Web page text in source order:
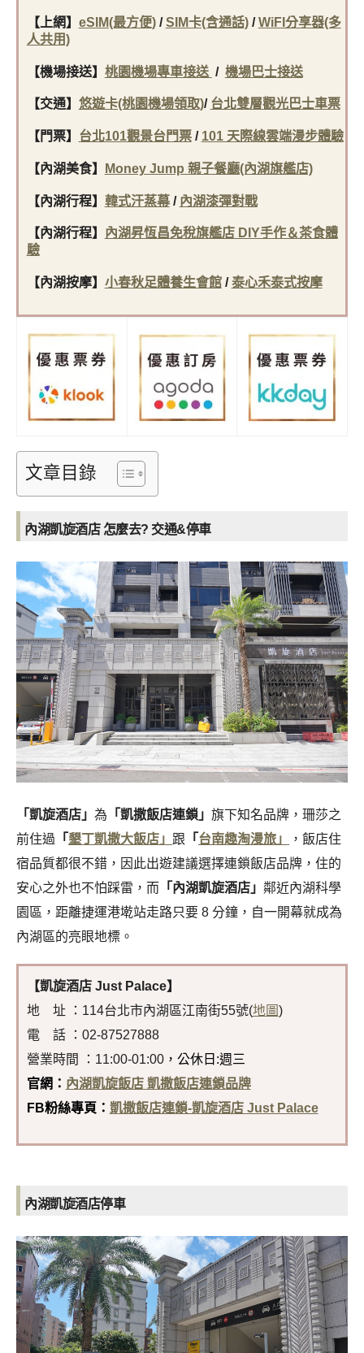
【上網】 eSIM(最方便)/SIM卡(含通話)/WiFI分享器(多
人共用)
【機場接送】 桃園機場專車接送 / 機場巴士接送
【交通】 悠遊卡(桃園機場領取)/ 台北雙層觀光巴士車票
【門票】 台北101觀景台門票/ 101 天際線雲端漫步體驗
【內湖美食】 Money Jump 親子餐廳(內湖旗艦店)
【內湖行程】 韓式汗蒸幕/ 內湖漆彈對戰
【內湖行程】 內湖昇恆昌免稅旗艦店 DIY手作＆茶食體
驗
【內湖按摩】 小春秋足體養生會館/泰心禾泰式按摩
文章目錄
內湖凱旋酒店 怎麼去? 交通&停車
「凱旋酒店」 為 「凱撒飯店連鎖」 旗下知名品牌，珊莎之
前住過 「墾丁凱撒大飯店」 跟 「 台南趣淘漫旅」
，飯店住
宿品質都很不錯，因此出遊建議選擇連鎖飯店品牌，住的
安心之外也不怕踩雷，而 「內湖凱旋酒店」 鄰近內湖科學
園區，距離捷運港墘站走路只要 8 分鐘，自一開幕就成為
內湖區的亮眼地標。
【凱旋酒店 Just Palace】
地 址 ：114台北市內湖區江南街55號(地圖 )
電 話 ：02-87527888
營業時間 ：11:00-01:00，公休日:週三
官網： 內湖凱旋飯店 凱撒飯店連鎖品牌
FB粉絲專頁： 凱撒飯店連鎖-凱旋酒店 Just Palace
內湖凱旋酒店停車